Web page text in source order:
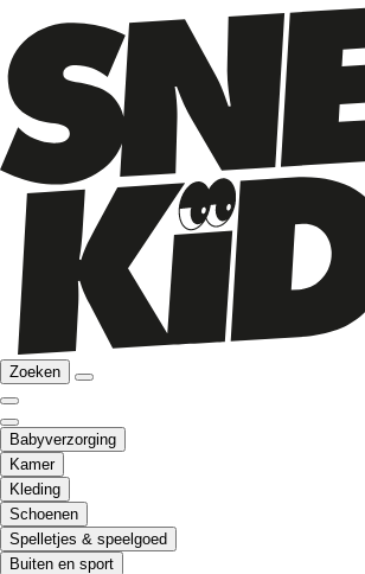
Zoeken
Babyverzorging
Kamer
Kleding
Schoenen
Spelletjes & speelgoed
Buiten en sport